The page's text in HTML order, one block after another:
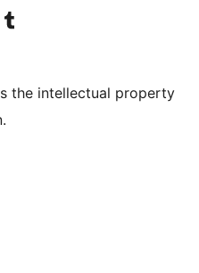
canal de YouTube
Visita nuestra cuenta de Tumblr
the intellectual property